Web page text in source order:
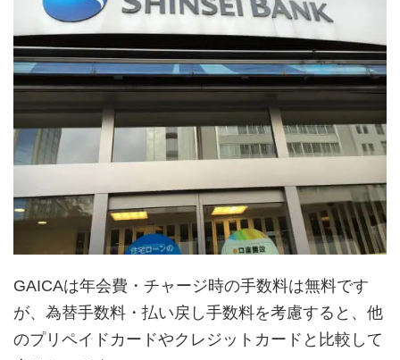
GAICAは年会費・チャージ時の手数料は無料です
が、為替手数料・払い戻し手数料を考慮すると、他
のプリペイドカードやクレジットカードと比較して